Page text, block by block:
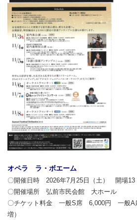
オペラ ラ・ボエーム
〇開催日時 2026年7月25日（土） 開場
〇開催場所 弘前市民会館 大ホール
〇チケット料金 一般S席 6,000円 一般
増）